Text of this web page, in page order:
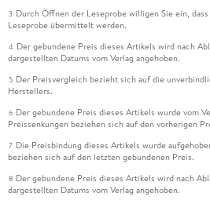
3 Durch Öffnen der Leseprobe willigen Sie ein,
Leseprobe übermittelt werden.
4 Der gebundene Preis dieses Artikels wird nach
dargestellten Datums vom Verlag angehoben.
5 Der Preisvergleich bezieht sich auf die
Herstellers.
6 Der gebundene Preis dieses Artikels wurde vom
Preissenkungen beziehen sich auf den vorherigen
7 Die Preisbindung dieses Artikels wurde
beziehen sich auf den letzten gebundenen Preis.
8 Der gebundene Preis dieses Artikels wird nach
dargestellten Datums vom Verlag angehoben.